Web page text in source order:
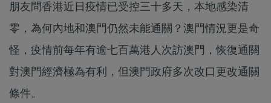
朋友問香港近日疫情已受控三十多天，本地感染清
零，為何內地和澳門仍然未能通關？澳門情況更是奇
怪，疫情前每年有逾七百萬港人次訪澳門，恢復通關
對澳門經濟極為有利，但澳門政府多次改口更改通關
條件。